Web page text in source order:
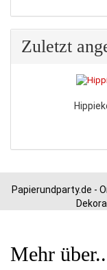
Zuletzt
Papierundparty.de -
Mehr